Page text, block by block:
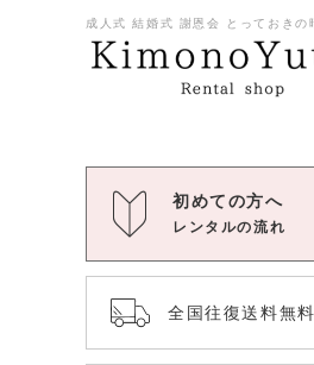
成人式 結婚式 謝恩会 とっておき
初めての方へ
レンタルの流れ
全国往復送料無料